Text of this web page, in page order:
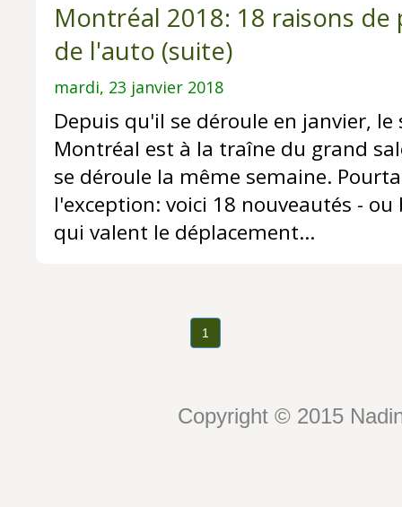
Montréal 2018: 18 raisons de
de l'auto (suite)
mardi, 23 janvier 2018
Depuis qu'il se déroule en janvier,
Montréal est à la traîne du grand
se déroule la même semaine.
l'exception: voici 18 nouveautés -
qui valent le déplacement...
1
Copyright © 2015